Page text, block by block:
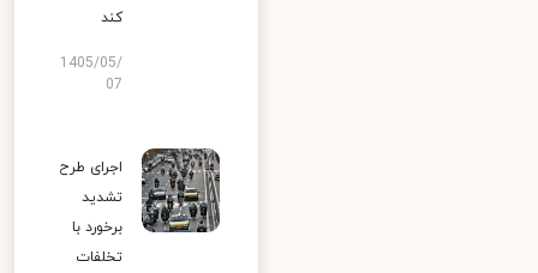
کند
1405/05/
07
اجرای طرح
تشدید
برخورد با
تخلفات